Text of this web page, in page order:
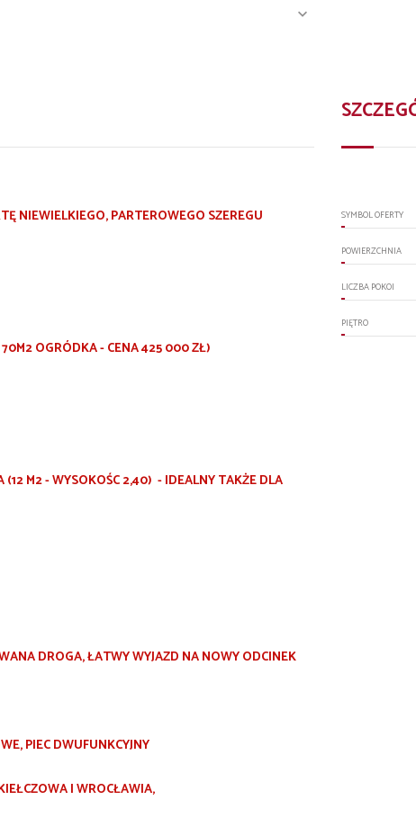
NIEWIELKIEGO, PARTEROWEGO SZEREGU
70M2 OGRÓDKA - CENA 425 000 ZŁ)
M2 - WYSOKOŚC 2,40) - IDEALNY TAKŻE DLA
DROGA, ŁATWY WYJAZD NA NOWY ODCINEK
PIEC DWUFUNKCYJNY
I WROCŁAWIA,
SYMBOL OFERTY
POWIERZCHNIA
LICZBA POKOI
PIĘTRO